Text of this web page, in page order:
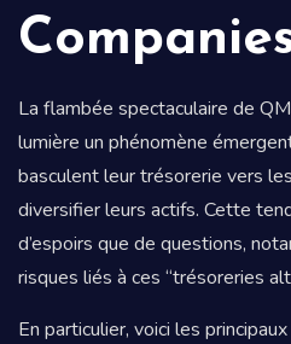
La flambée spectaculaire de
lumière un phénomène
basculent leur trésorerie vers
diversifier leurs actifs. Cette
d’espoirs que de questions,
risques liés à ces “trésoreries
En particulier, voici les